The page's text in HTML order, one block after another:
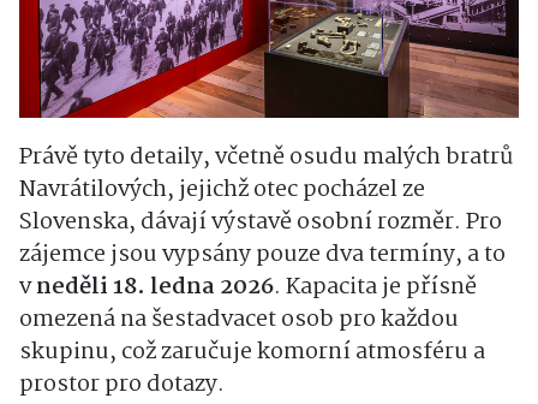
Právě tyto detaily, včetně osudu malých bratrů
Navrátilových, jejichž otec pocházel ze
Slovenska, dávají výstavě osobní rozměr. Pro
zájemce jsou vypsány pouze dva termíny, a to
vneděli 18. ledna 2026. Kapacita je přísně
omezená na šestadvacet osob pro každou
skupinu, což zaručuje komorní atmosféru a
prostor pro dotazy.